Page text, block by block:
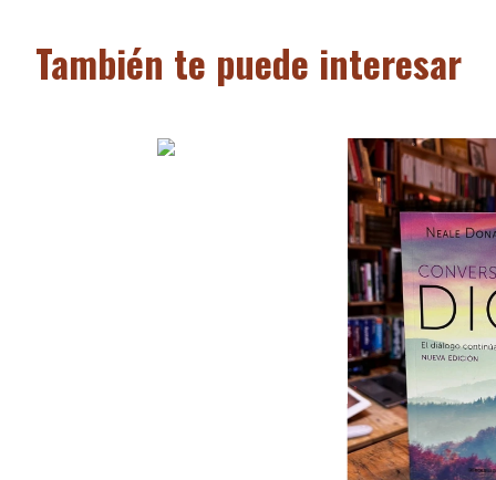
También te puede interesar